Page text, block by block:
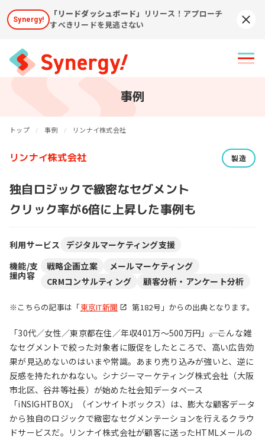
Synergy!
「リードダッシュボード」
リリース！アプローチ
すべきリードを見逃さない
事例
トップ 事例 リンナイ株式会社
リンナイ株式会社 製造
独自ロジックで緻密なセグメント
クリック率が6倍に上昇した事例も
利用サービス デジタルマーケティング支援
機能/支
援内容
戦略企画立案
メールマーケティング
CRMコンサルティング
顧客分析・アンケート分析
※こちらの記事は「東京IT新聞 第182号」からの出典となります。
「30代／女性／東京都在住／年収401万～500万円」――。こんな雑
なセグメントで絞った対象者に販促をしたところで、高い広告効
果が見込めないのはいまや常識。あまり売り込みが強いと、逆に
反感を持たれかねない。シナジーマーケティング株式会社（大阪
市北区、谷井等社長）が始めた社会知データベース
「iNSIGHTBOX」（インサイトボックス）は、膨大な顧客データ
から独自のロジックで緻密なセグメンテーションを行えるクラウ
ドサービスだ。リンナイ株式会社が顧客に送ったHTMLメールの